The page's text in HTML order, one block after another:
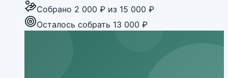
Собрано 2 000 ₽ из 15 000 ₽
Осталось собрать 13 000 ₽